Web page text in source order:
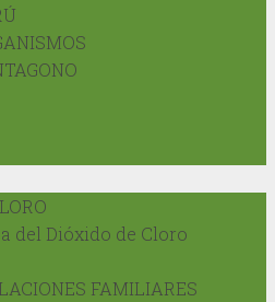
del Dióxido de Cloro
FAMILIARES